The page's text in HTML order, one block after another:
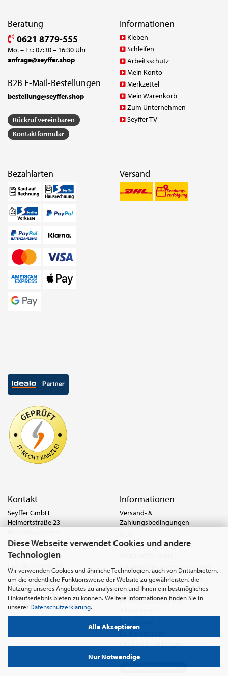
Diese Webseite verwendet Cookies und andere
Technologien
Wir verwenden Cookies und ähnliche Technologien, auch von Drittanbietern,
um die ordentliche Funktionsweise der Website zu gewährleisten, die
Nutzung unseres Angebotes zu analysieren und Ihnen ein bestmögliches
Einkaufserlebnis bieten zu können. Weitere Informationen finden Sie in
unserer Datenschutzerklärung.
Alle Akzeptieren
Nur Notwendige
Beratung
0621 8779-555
Mo. – Fr.: 07:30 – 16:30 Uhr
anfrage@seyffer.shop
B2B E-Mail-Bestellungen
bestellung@seyffer.shop
Rückruf vereinbaren
Kontaktformular
Informationen
Kleben
Schleifen
Arbeitsschutz
Mein Konto
Merkzettel
Mein Warenkorb
Zum Unternehmen
Seyffer TV
Bezahlarten Versand
Kontakt
Seyffer GmbH
Helmertstraße 23
Deutschland
Tel.:0621 8779-555
anfrage@seyffer.shop
www.seyffer-gmbh.de
Informationen
Versand- &
Zahlungsbedingungen
Widerrufsrecht & Muster-
Privatsphäre und Datenschutz
Batterie- & Recyclinghinweis
Abfallvermeidung und
Bewirtschaftung von
Cookie Einstellungen
Vertrag widerrufen